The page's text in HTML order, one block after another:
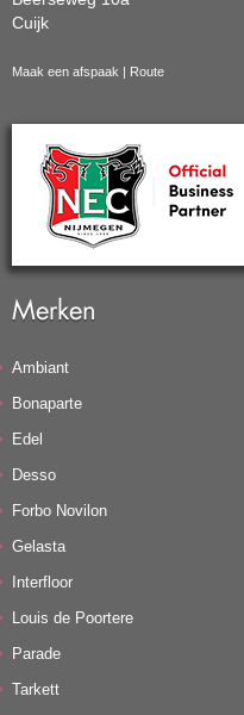
Cuijk
Maak een afspaak Route
Merken
Ambiant
Bonaparte
Edel
Desso
Forbo Novilon
Gelasta
Interfloor
Louis de Poortere
Parade
Tarkett